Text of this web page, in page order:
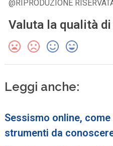
@RIPRODUZIONE
Valuta la qualità
Leggi anche:
Sessismo online,
strumenti da